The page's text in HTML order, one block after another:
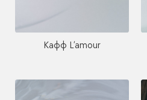
Кафф L’amour